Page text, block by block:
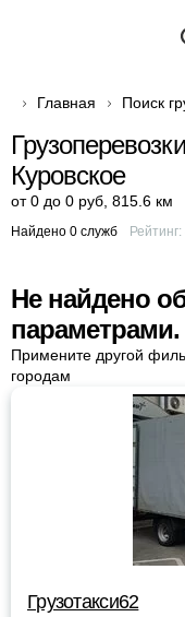
Главная Поиск
Куровское
от 0 до 0 руб 815.6 км
Найдено 0 служб Рейтинг:
Не найдено
параметрами.
Примените другой
городам
Грузотакси62